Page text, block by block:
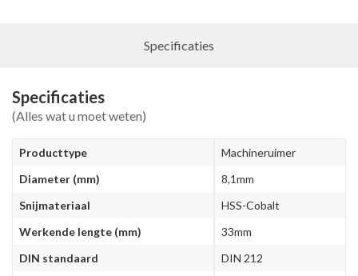
Specificaties
Specificaties
(Alles wat u moet weten)
Producttype
Machineruimer
Diameter (mm)
8,1mm
Snijmateriaal
HSS-Cobalt
Werkende lengte (mm)
33mm
DIN standaard
DIN 212